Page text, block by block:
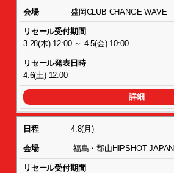
盛岡CLUB CHANGE WAVE
3.28(木) 12:00 ～ 4.5(金) 10:00
4.6(土) 12:00
詳細
4.8(月)
福島・郡山HIPSHOT JAPAN